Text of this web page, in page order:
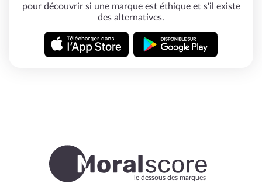
pour découvrir si une marque est éthique et s'il existe
des alternatives.
le dessous des marques